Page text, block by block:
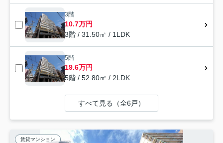
3階
10.7万円
3階 / 31.50㎡ / 1LDK
5階
19.6万円
5階 / 52.80㎡ / 2LDK
すべて見る（全6戸）
賃貸マンション